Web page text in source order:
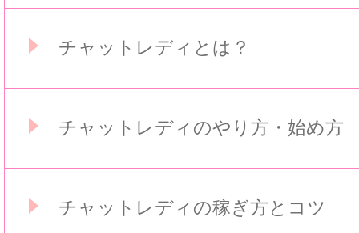
チャットレディとは？
チャットレディのやり方・始め方
チャットレディの稼ぎ方とコツ